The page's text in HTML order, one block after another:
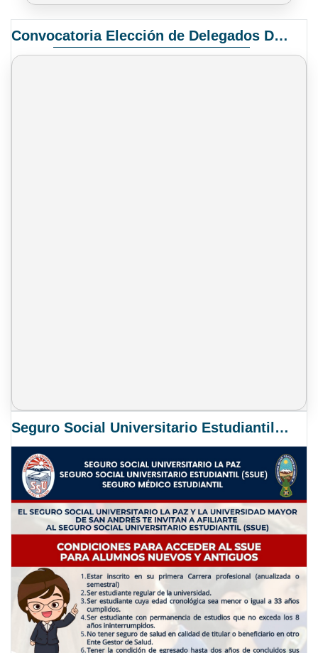
Convocatoria Elección de Delegados Docentes para el XIV Congreso Nacional de Universidades
Seguro Social Universitario Estudiantil SSUE